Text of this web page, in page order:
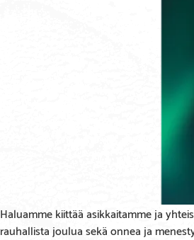
Haluamme kiittää asikkaitamme ja
rauhallista joulua sekä onnea ja